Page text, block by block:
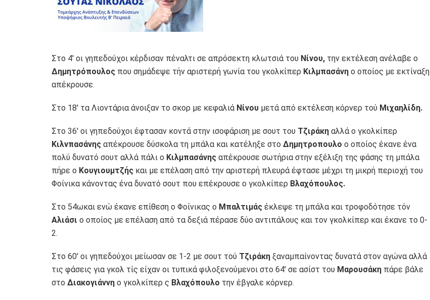
Στο 4′ οι γηπεδούχοι κέρδισαν πέναλτι σε απρόσεκτη κλωτσιά του Νίνου, την εκτέλεση ανέλαβε ο
Δημητρόπουλος που σημάδεψε τήν αριστερή γωνία του γκολκίπερ Κιλμπασάνη ο οποίος με εκτίναξη
απέκρουσε.
Στο 18′ τα Λιοντάρια άνοιξαν το σκορ με κεφαλιά Νίνου μετά από εκτέλεση κόρνερ τού Μιχαηλίδη.
Στο 36′ οι γηπεδούχοι έφτασαν κοντά στην ισοφάριση με σουτ του Τζιράκη αλλά ο γκολκίπερ
Κιλνπασάνης απέκρουσε δύσκολα τη μπάλα και κατέληξε στο Δημητροπουλο ο οποίος έκανε ένα
πολύ δυνατό σουτ αλλά πάλι ο Κιλμπασάνης απέκρουσε σωτήρια στην εξέλιξη της φάσης τη μπάλα
πήρε ο Κουγιουμτζής και με επέλαση από την αριστερή πλευρά έφτασε μέχρι τη μικρή περιοχή του
Φοίνικα κάνοντας ένα δυνατό σουτ που επέκρουσε ο γκολκίπερ Βλαχόπουλος.
Στο 54ωκαι ενώ έκανε επίθεση ο Φοίνικας ο Μπαλτιμάς έκλεψε τη μπάλα και τροφοδότησε τόν
Αλιάσι ο οποίος με επέλαση από τα δεξιά πέρασε δύο αντιπάλους και τον γκολκίπερ και έκανε το 0-
2.
Στο 60′ οι γηπεδούχοι μείωσαν σε 1-2 με σουτ τού Τζιράκη ξαναμπαίνοντας δυνατά στον αγώνα αλλά
τις φάσεις για γκολ τίς είχαν οι τυπικά φιλοξενούμενοι στο 64′ σε ασίστ του Μαρουσάκη πάρε βάλε
στο Διακογιάννη ο γκολκίπερ ς Βλαχόπουλο την έβγαλε κόρνερ.